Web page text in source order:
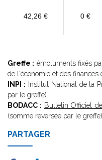
42,26 € 0 €
Greffe : émoluments fixés
de l'économie et des
INPI : Institut National de la
par le greffe)
BODACC : Bulletin Officiel
(somme reversée par le greffe)
PARTAGER